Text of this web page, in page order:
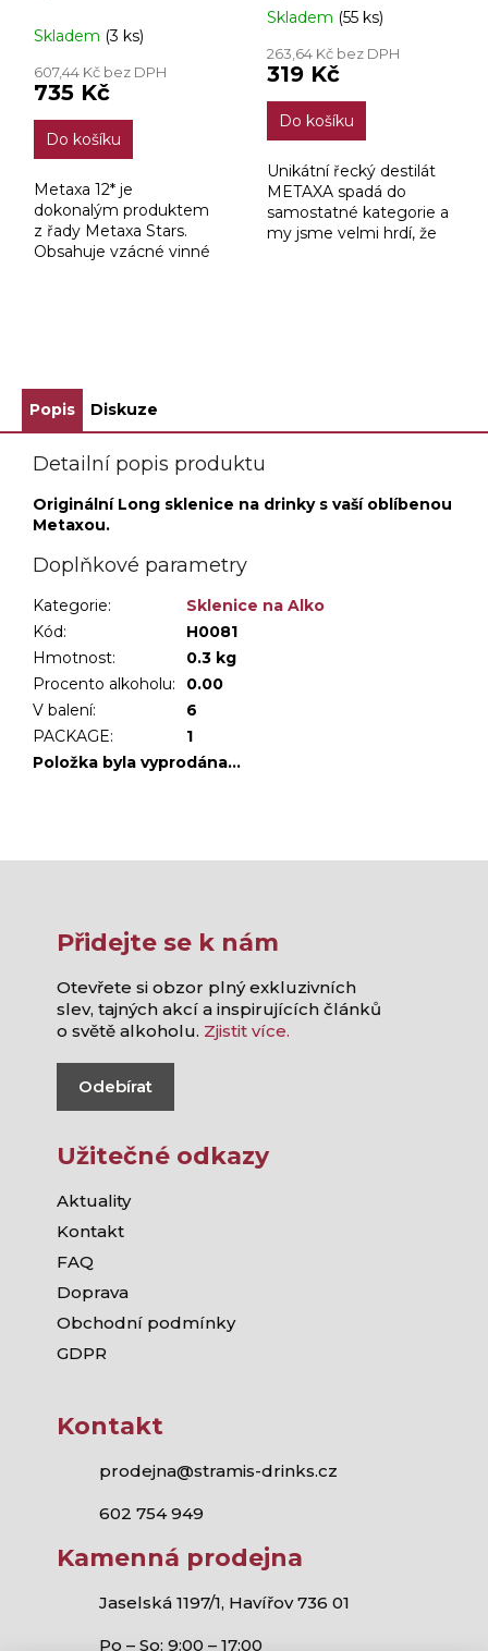
Skladem (3 ks)
607,44 Kč bez DPH
735 Kč
Do košíku
Metaxa 12* je
dokonalým produktem
z řady Metaxa Stars.
Obsahuje vzácné vinné
Průměrné
produktu
je
5,0
5
hvězdiček.
Skladem (55 ks)
263,64 Kč bez DPH
319 Kč
Do košíku
Unikátní řecký destilát
METAXA spadá do
samostatné kategorie a
my jsme velmi hrdí, že
Popis Diskuze
Detailní popis produktu
Originální Long sklenice na drinky s vaší oblíbenou
Metaxou.
Doplňkové parametry
Kategorie:
Sklenice na Alko
Kód:
H0081
Hmotnost:
0.3 kg
Procento alkoholu:
0.00
V balení:
6
PACKAGE:
1
Položka byla vyprodána…
Přidejte se k nám
Otevřete si obzor plný exkluzivních
slev, tajných akcí a inspirujících článků
o světě alkoholu. Zjistit více.
Odebírat
Užitečné odkazy
Aktuality
Kontakt
FAQ
Doprava
Obchodní podmínky
GDPR
Kontakt
prodejna@stramis-drinks.cz
602 754 949
Kamenná prodejna
Jaselská 1197/1, Havířov 736 01
Po – So: 9:00 – 17:00